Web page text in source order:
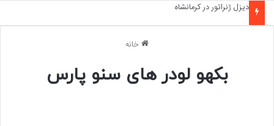
دیزل ژنراتور در کرمانشاه
خانه
بکهو لودر های سنو پارس